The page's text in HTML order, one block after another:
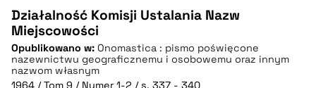
CZYSTY TEKST
pobierz cytat
Działalność Komisji Ustalania Nazw
Miejscowości
Opublikowano w: Onomastica : pismo poświęcone
nazewnictwu geograficznemu i osobowemu oraz innym
nazwom własnym
1964 / Tom 9 / Numer 1-2 / s. 337 - 340